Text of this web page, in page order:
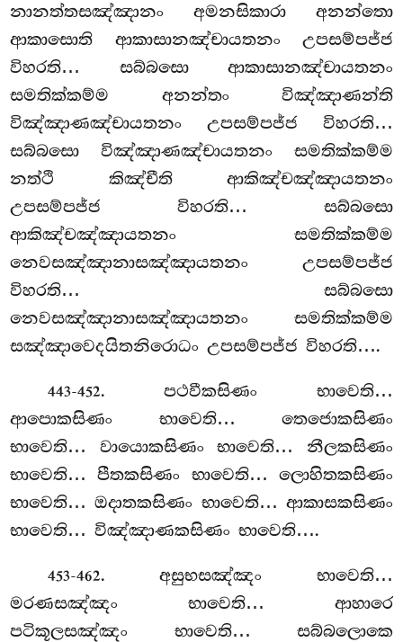
නානත්තසඤ්ඤානං අමනසිකාරා අනන්තො
ආකාසොති ආකාසානඤ්චායතනං උපසම්පජ්ජ
විහරති… සබ්බසො ආකාසානඤ්චායතනං
සමතික්කම්ම අනන්තං විඤ්ඤාණන්ති
විඤ්ඤාණඤ්චායතනං උපසම්පජ්ජ විහරති…
සබ්බසො විඤ්ඤාණඤ්චායතනං සමතික්කම්ම
නත්ථි කිඤ්චීති ආකිඤ්චඤ්ඤායතනං
උපසම්පජ්ජ විහරති… සබ්බසො
ආකිඤ්චඤ්ඤායතනං සමතික්කම්ම
නෙවසඤ්ඤානාසඤ්ඤායතනං උපසම්පජ්ජ
විහරති… සබ්බසො
නෙවසඤ්ඤානාසඤ්ඤායතනං සමතික්කම්ම
සඤ්ඤාවෙදයිතනිරොධං උපසම්පජ්ජ විහරති….
443-452. පථවීකසිණං භාවෙති…
ආපොකසිණං භාවෙති… තෙජොකසිණං
භාවෙති… වායොකසිණං භාවෙති… නීලකසිණං
භාවෙති… පීතකසිණං භාවෙති… ලොහිතකසිණං
භාවෙති… ඔදාතකසිණං භාවෙති… ආකාසකසිණං
භාවෙති… විඤ්ඤාණකසිණං භාවෙති….
453-462. අසුභසඤ්ඤං භාවෙති…
මරණසඤ්ඤං භාවෙති… ආහාරෙ
පටිකූලසඤ්ඤං භාවෙති… සබ්බලොකෙ